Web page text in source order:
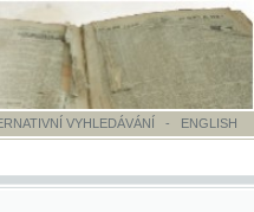
- ENGLISH